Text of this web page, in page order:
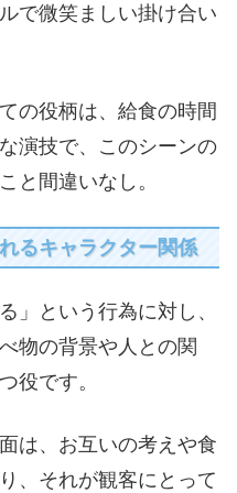
で微笑ましい掛け合い
の役柄は、給食の時間
演技で、このシーンの
と間違いなし。
るキャラクター関係
」という行為に対し、
物の背景や人との関
役です。
は、お互いの考えや食
、それが観客にとって